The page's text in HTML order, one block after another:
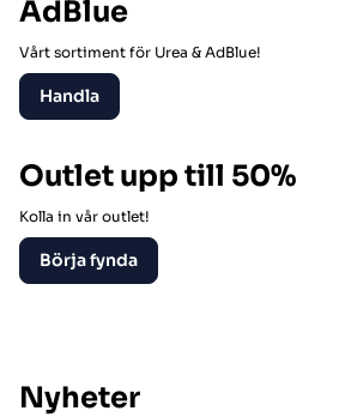
AdBlue
Vårt sortiment för Urea & AdBlue!
Handla
Outlet upp till 50%
Kolla in vår outlet!
Börja fynda
Nyheter